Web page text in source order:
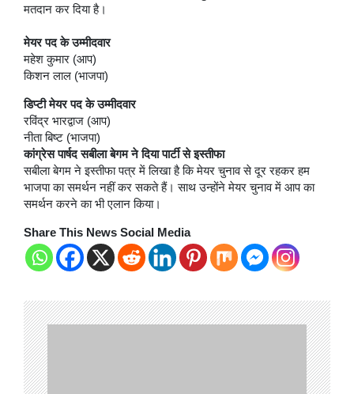
मतदान कर दिया है।
मेयर पद के उम्मीदवार
महेश कुमार (आप)
किशन लाल (भाजपा)
डिप्टी मेयर पद के उम्मीदवार
रविंद्र भारद्वाज (आप)
नीता बिष्ट (भाजपा)
कांग्रेस पार्षद सबीला बेगम ने दिया पार्टी से इस्तीफा
सबीला बेगम ने इस्तीफा पत्र में लिखा है कि मेयर चुनाव से दूर रहकर हम
भाजपा का समर्थन नहीं कर सकते हैं। साथ उन्होंने मेयर चुनाव में आप का
समर्थन करने का भी एलान किया।
Share This News Social Media